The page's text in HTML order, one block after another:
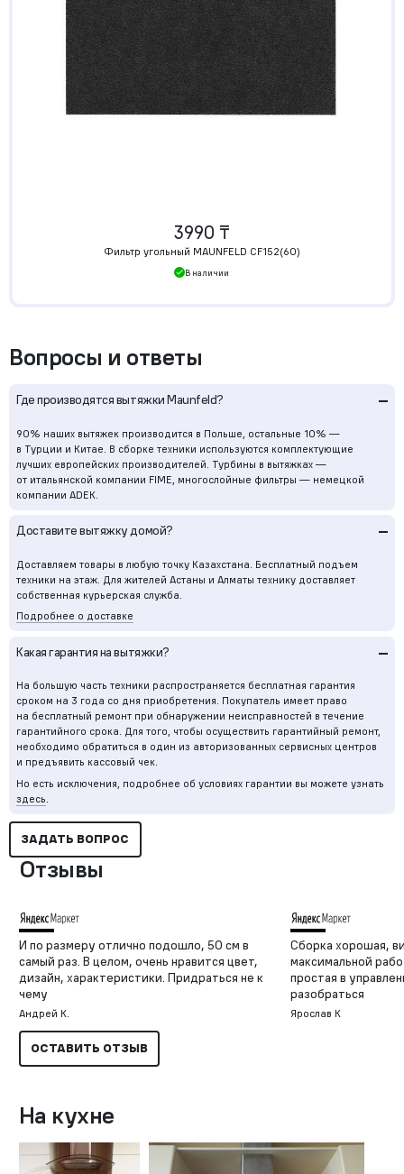
Вопросы и ответы
Где производятся вытяжки Maunfeld? –
90% наших вытяжек производится в Польше, остальные 10% —
в Турции и Китае. В сборке техники используются комплектующие
лучших европейских производителей. Турбины в вытяжках —
от итальянской компании FIME, многослойные фильтры — немецкой
компании ADEK.
Доставите вытяжку домой? –
Доставляем товары в любую точку Казахстана. Бесплатный подъем
техники на этаж. Для жителей Астаны и Алматы технику доставляет
собственная курьерская служба.
Подробнее о доставке
Какая гарантия на вытяжки? –
На большую часть техники распространяется бесплатная гарантия
сроком на 3 года со дня приобретения. Покупатель имеет право
на бесплатный ремонт при обнаружении неисправностей в течение
гарантийного срока. Для того, чтобы осуществить гарантийный ремонт,
необходимо обратиться в один из авторизованных сервисных центров
и предъявить кассовый чек.
Но есть исключения, подробнее об условиях гарантии вы можете узнать
здесь.
ЗАДАТЬ ВОПРОС
3990 ₸
Фильтр угольный MAUNFELD CF152(60)
В наличии
Отзывы
И по размеру отлично подошло, 50 см в
самый раз. В целом, очень нравится цвет,
дизайн, характеристики. Придраться не к
чему
Андрей К.
Сборка хорошая,
максимальной
простая в
разобраться
Ярослав К
ОСТАВИТЬ ОТЗЫВ
На кухне